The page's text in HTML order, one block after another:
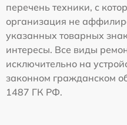
перечень техники, с
организация не
указанных товарных
интересы. Все виды
исключительно на
законном гражданском
1487 ГК РФ.